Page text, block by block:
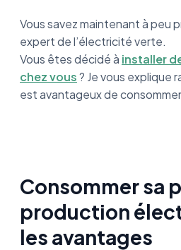
Vous savez maintenant à peu
expert de l’électricité verte.
Vous êtes décidé à installer
chez vous? Je vous explique
est avantageux de
Consommer sa
production
les avantages